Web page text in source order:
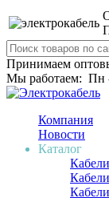
Принимаем
Мы работаем: Пн
Компания
Новости
Каталог